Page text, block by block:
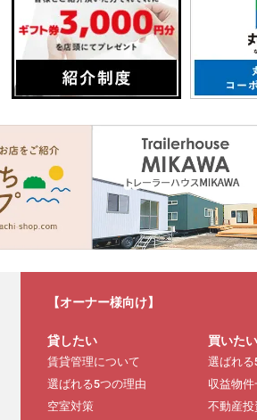
【オーナー様向け】
貸したい
賃貸管理について
選ばれる5つの理由
空室対策
買いたい
選ばれ
収益物件
不動産